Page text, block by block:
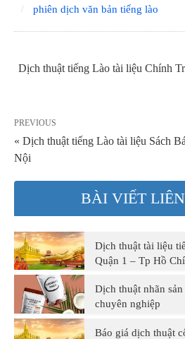
phiên dịch văn bản tiếng lào
Dịch thuật tiếng Lào tài liệu Chính
PREVIOUS
« Dịch thuật tiếng Lào tài liệu Sách
Nội
BÀI VIẾT
Dịch thuật tài liệu
Quận 1 – Tp Hồ
Dịch thuật nhãn
chuyên nghiệp
Báo giá dịch thuật